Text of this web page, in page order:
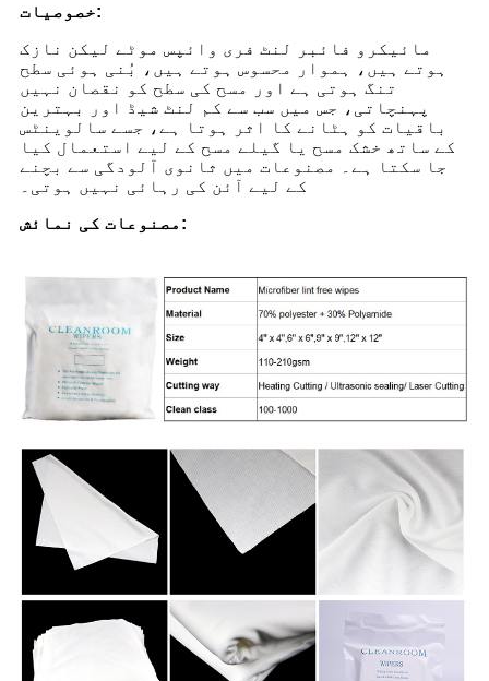
خصوصیات:
مائیکرو فائبر لنٹ فری وائپس موٹے لیکن نازک
ہوتے ہیں، ہموار محسوس ہوتے ہیں، بُنی ہوئی سطح
تنگ ہوتی ہے اور مسح کی سطح کو نقصان نہیں
پہنچاتی، جس میں سب سے کم لنٹ شیڈ اور بہترین
باقیات کو ہٹانے کا اثر ہوتا ہے، جسے سالوینٹس
کے ساتھ خشک مسح یا گیلے مسح کے لیے استعمال کیا
جا سکتا ہے۔ مصنوعات میں ثانوی آلودگی سے بچنے
کے لیے آئن کی رہائی نہیں ہوتی۔
مصنوعات کی نمائش: